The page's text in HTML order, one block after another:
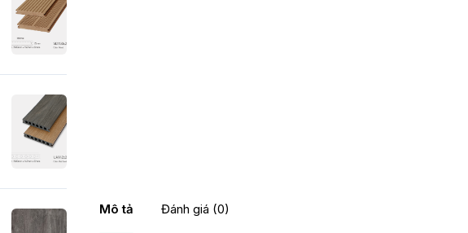
Mô tả Đánh giá (0)